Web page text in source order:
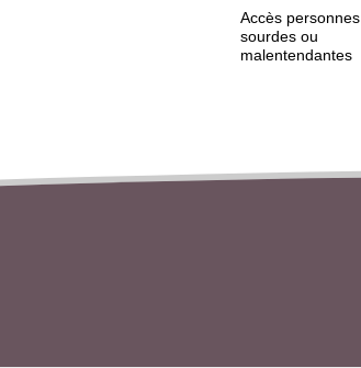
Accès personnes
sourdes ou
malentendantes